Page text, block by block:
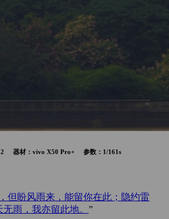
器材：vivo X50 Pro+ 参数：1/161s
但盼风雨来，能留你在此；隐约雷
雨，我亦留此地。 ”